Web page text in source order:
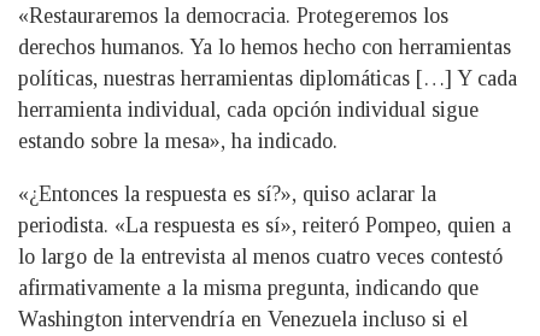
«Restauraremos la democracia. Protegeremos los
derechos humanos. Ya lo hemos hecho con herramientas
políticas, nuestras herramientas diplomáticas […] Y cada
herramienta individual, cada opción individual sigue
estando sobre la mesa», ha indicado.
«¿Entonces la respuesta es sí?», quiso aclarar la
periodista. «La respuesta es sí», reiteró Pompeo, quien a
lo largo de la entrevista al menos cuatro veces contestó
afirmativamente a la misma pregunta, indicando que
Washington intervendría en Venezuela incluso si el